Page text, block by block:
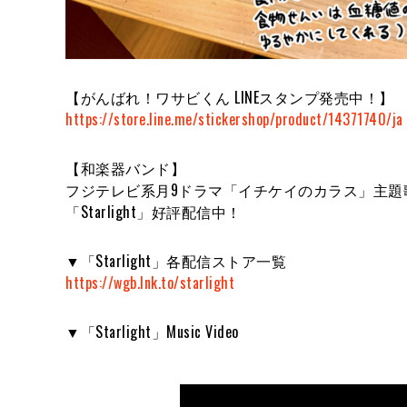
【がんばれ！ワサビくん LINEスタンプ発売中！】
https://store.line.me/stickershop/product/14371740/ja
【和楽器バンド】
フジテレビ系月9ドラマ「イチケイのカラス」主題
「Starlight」好評配信中！
▼「Starlight」各配信ストア一覧
https://wgb.lnk.to/starlight
▼「Starlight」Music Video